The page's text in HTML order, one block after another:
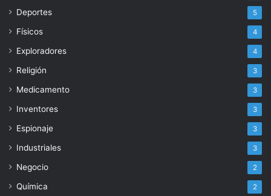
Deportes 5
Físicos 4
Exploradores 4
Religión 3
Medicamento 3
Inventores 3
Espionaje 3
Industriales 3
Negocio 2
Química 2